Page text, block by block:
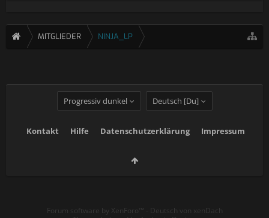
MITGLIEDER NINJA_LP
Progressiv dunkel Deutsch [Du]
Kontakt Hilfe Datenschutzerklärung Impressum
Forum software by XenForo™ - Deutsch von xenDach